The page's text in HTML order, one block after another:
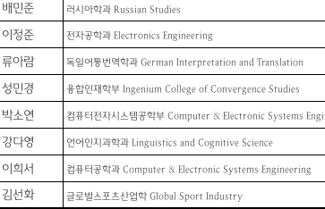
배민준 러시아학과 Russian Studies
이정준 전자공학과 Electronics Engineering
류아람 독일어통번역학과 German Interpretation and Translation
성민경 융합인재학부 Ingenium College of Convergence Studies
박소연 컴퓨터전자시스템공학부 Computer & Electronic Systems
강다영 언어인지과학과 Linguistics and Cognitive Science
이희서 컴퓨터공학과 Computer & Electronic Systems Engineering
김선화 글로벌스포츠산업학 Global Sport Industry